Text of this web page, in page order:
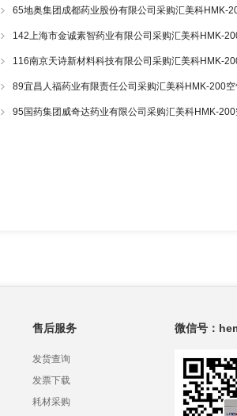
65地奥集团成都药业股份有限公司采购汇美科HMK-
气喷射筛一套
142上海市金诚素智药业有限公司采购汇美科HMK-
气喷射筛一套
116南京天诗新材料科技有限公司采购汇美科HMK-
气喷射筛一套
89宜昌人福药业有限责任公司采购汇美科HMK-200
射筛一套
95国药集团威奇达药业有限公司采购汇美科HMK-
售后服务
发货查询
发票下载
耗材采购
微信号：